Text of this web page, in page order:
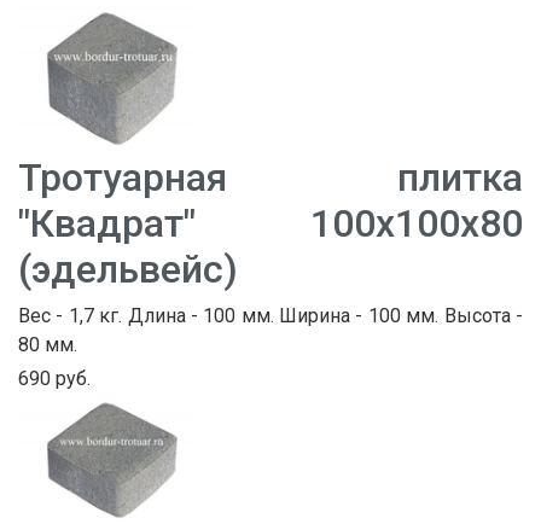
Тротуарная плитка
"Квадрат" 100х100х80
(эдельвейс)
Вес - 1,7 кг. Длина - 100 мм. Ширина - 100 мм. Высота -
80 мм.
690 руб.